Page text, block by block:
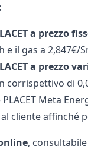
a prezzo
e il gas a 2,847€/
a prezzo
corrispettivo di
PLACET Meta
cliente affinché
,